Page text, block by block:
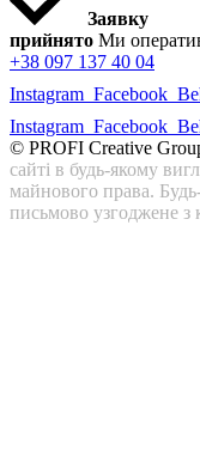
Заявку
прийнято Ми
+38 097 137 40 04
Instagram Facebook
Instagram Facebook
© PROFI Creative
сайті в будь-якому
майнового права.
письмово узгоджене з